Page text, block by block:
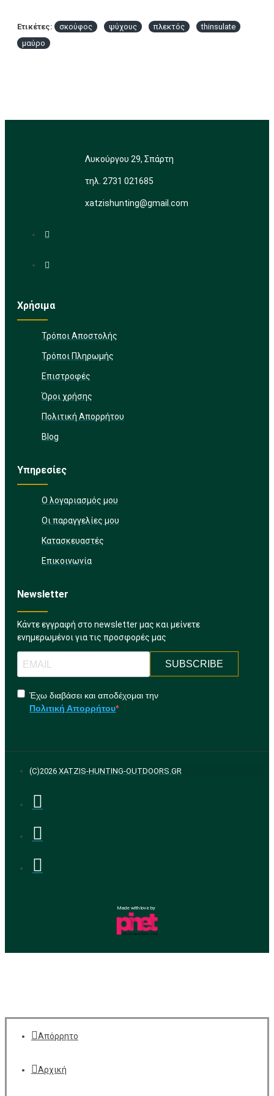
Ετικέτες: σκούφος ψύχους πλεκτός
thinsulate
μαύρο
Λυκούργου 29, Σπάρτη
τηλ. 2731 021685
xatzishunting@gmail.com
Χρήσιμα
Τρόποι Αποστολής
Τρόποι Πληρωμής
Επιστροφές
Όροι χρήσης
Πολιτική Απορρήτου
Blog
Υπηρεσίες
Ο λογαριασμός μου
Οι παραγγελίες μου
Κατασκευαστές
Επικοινωνία
Newsletter
Κάντε εγγραφή στο newsletter μας και μείνετε
ενημερωμένοι για τις προσφορές μας
SUBSCRIBE
Έχω διαβάσει και αποδέχομαι την
Πολιτική Απορρήτου
(C)2026 XATZIS-HUNTING-OUTDOORS.GR
Made with love by
Απόρρητο
Αρχική